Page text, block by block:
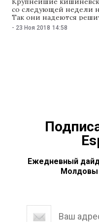
со следующей недели
Так они надеются
улучшить качество
- 23 Ноя 2018 14:58
Ежедневный
Молдовы